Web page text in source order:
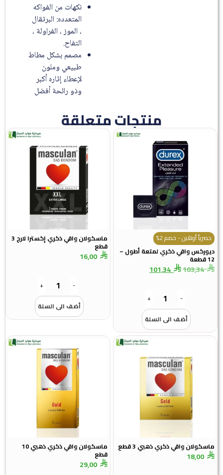
نكهات من الفواكه
المتعدده: البرتقال
، الموز ، الفراولة ،
التفاح.
مصمم بشكل مطاط
طبيعي وملون
لإعطاء إثاره أكبر
وذو رائحة أفضل
منتجات متعلقة
حصرياً أونلاين - خصم 2%
ديوركس واقي ذكري لمتعة أطول –
12 قطعة
103,34
101,34
-
+
أضف الى السلة
ماسكولان واقي ذكري إكسترا لارج 3
قطع
16,00
-
+
أضف الى السلة
ماسكولان واقي ذكري ذهبي 3 قطع
18,00
ماسكولان واقي ذكري ذهبي 10
قطع
29,00